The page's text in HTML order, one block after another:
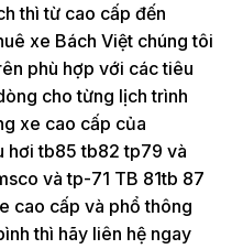
thì từ cao cấp đến
xe Bách Việt chúng tôi
phù hợp với các tiêu
cho từng lịch trình
xe cao cấp của
hơi tb85 tb82 tp79 và
và tp-71 TB 81tb 87
cao cấp và phổ thông
thì hãy liên hệ ngay